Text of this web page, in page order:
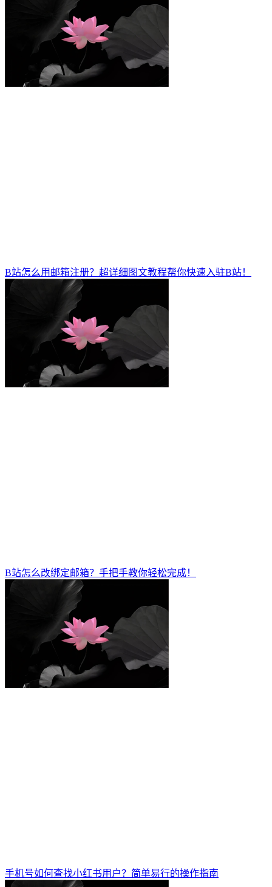
B站怎么用邮箱注册？超详细图文教程帮你快速入驻B站！
B站怎么改绑定邮箱？手把手教你轻松完成！
手机号如何查找小红书用户？简单易行的操作指南